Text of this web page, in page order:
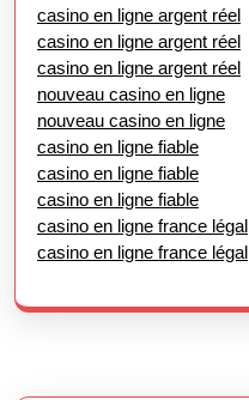
casino en ligne argent réel
casino en ligne argent réel
casino en ligne argent réel
nouveau casino en ligne
nouveau casino en ligne
casino en ligne fiable
casino en ligne fiable
casino en ligne fiable
casino en ligne france légal
casino en ligne france légal